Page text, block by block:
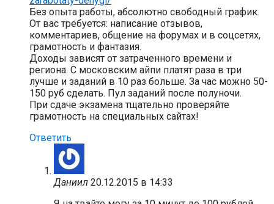
Без опыта работы, абсолютно свободный график.
От вас требуется: написание отзывов,
комментариев, общение на форумах и в соцсетях,
грамотность и фантазия.
Доходы зависят от затраченного времени и
региона. С московским айпи платят раза в три
лучше и заданий в 10 раз больше. За час можно 50-
150 руб сделать. Пул заданий после полуночи.
При сдаче экзамена тщательно проверяйте
грамотность на специальных сайтах!
Ответить
Даниил 20.12.2015 в 14:33